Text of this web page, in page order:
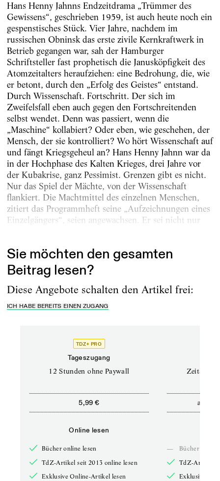
Hans Henny Jahnns Endzeitdrama „Trümmer des
Gewissens“, geschrieben 1959, ist auch heute noch ein
gespenstisches Stück. Vier Jahre, nachdem im
russischen Obninsk das erste zivile Kernkraftwerk in
Betrieb gegangen war, sah der Hamburger
Schriftsteller fast prophetisch die Janusköpfigkeit des
Atomzeitalters heraufziehen: eine Bedrohung, die, wie
er betont, durch den „Erfolg des Geistes“ entstand.
Durch Wissenschaft. Fortschritt. Der sich im
Zweifelsfall eben auch gegen den Fortschreitenden
selbst wendet. Denn was passiert, wenn die
„Maschine“ kollabiert? Oder eben, wie geschehen, der
Mensch, der sie kontrolliert? Wo hört Wissenschaft auf
und fängt Kriegsgeheul an? Hans Henny Jahnn war da
in der Hochphase des Kalten Krieges, drei Jahre vor
der Kubakrise, ganz Pessimist. Grenzen gibt es nicht.
Nur das Spiel der Mächte, von der Wissenschaft
flankiert. Die Machtmittel des einzelnen Menschen,
zitiert das Programmheft seine „Aufzeichnungen eines
Einzelgängers“, seien angewachsen. Er sei nicht nur
Sie möchten den gesamten
Beitrag lesen?
Diese Angebote schalten den Artikel frei:
ICH HABE BEREITS EINEN ZUGANG
TDZ+ PRO
Tageszugang
12 Stunden ohne Paywall
5,99 €
Online lesen
Bücher online lesen
TdZ-Artikel seit 2013 online lesen
Exklusive Online-Artikel lesen
ab
—
Bücher online
TdZ-Artikel
Exklusive